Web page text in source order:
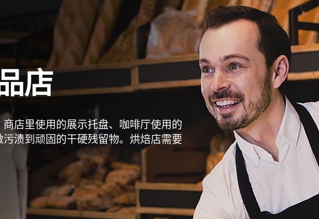
店
店里使用的展示托盘、咖啡厅使用的
渍到顽固的干硬残留物。烘焙店需要